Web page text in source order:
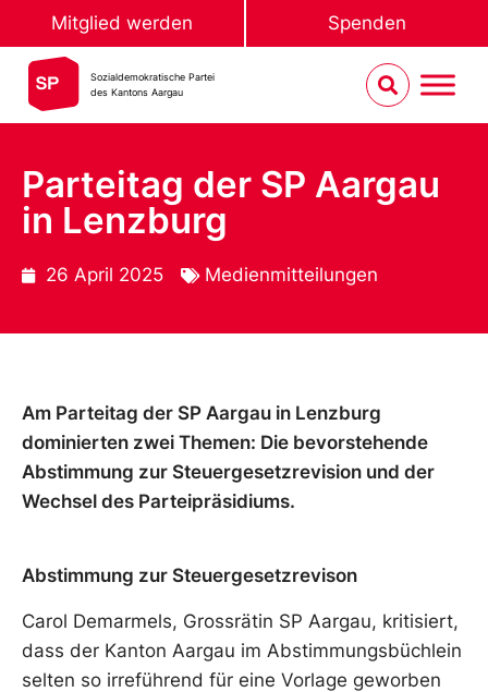
Mitglied werden Spenden
Sozialdemokratische Partei
des Kantons Aargau
Parteitag der SP Aargau
in Lenzburg
26 April 2025 Medienmitteilungen
Am Parteitag der SP Aargau in Lenzburg
dominierten zwei Themen: Die bevorstehende
Abstimmung zur Steuergesetzrevision und der
Wechsel des Parteipräsidiums.
Abstimmung zur Steuergesetzrevison
Carol Demarmels, Grossrätin SP Aargau, kritisiert,
dass der Kanton Aargau im Abstimmungsbüchlein
selten so irreführend für eine Vorlage geworben